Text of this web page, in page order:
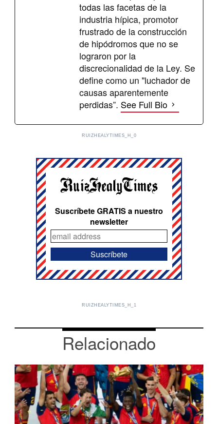
todas las facetas de la
industria hípica, promotor
frustrado de la construcción
de hipódromos que no se
lograron por la
discrecionalidad de la Ley. Se
define como un "luchador de
causas aparentemente
perdidas”. See Full Bio
RUIZHEALYTIMES_H_0
Suscríbete GRATIS a nuestro
newsletter
RUIZHEALYTIMES_H_1
Relacionado